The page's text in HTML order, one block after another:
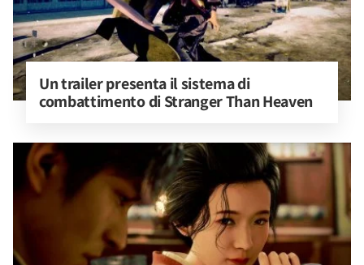
Un trailer presenta il sistema di
combattimento di Stranger Than Heaven